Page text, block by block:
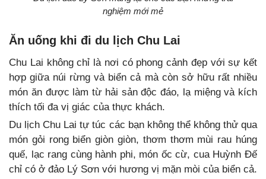
nghiệm mới mẻ
Ăn uống khi đi du lịch Chu Lai
Chu Lai không chỉ là nơi có phong cảnh đẹp với sự kết
hợp giữa núi rừng và biển cả mà còn sở hữu rất nhiều
món ăn được làm từ hải sản độc đáo, lạ miệng và kích
thích tối đa vị giác của thực khách.
Du lịch Chu Lai tự túc các bạn không thể không thử qua
món gỏi rong biển giòn giòn, thơm thơm mùi rau húng
quế, lạc rang cùng hành phi, món ốc cừ, cua Huỳnh Đế
chỉ có ở đảo Lý Sơn với hương vị mặn mòi của biển cả.